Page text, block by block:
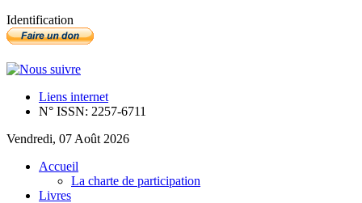
Identification
Liens internet
N° ISSN: 2257-6711
Vendredi, 07 Août 2026
Accueil
La charte de participation
Livres